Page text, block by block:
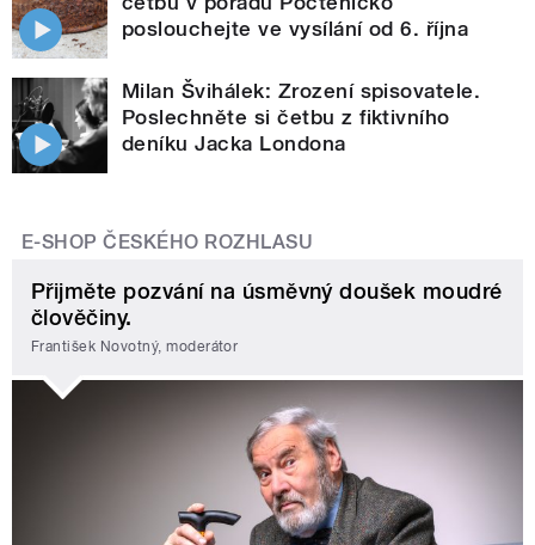
poslouchejte ve vysílání od 6. října
Milan Švihálek: Zrození spisovatele.
Poslechněte si četbu z fiktivního
deníku Jacka Londona
E-SHOP ČESKÉHO ROZHLASU
Přijměte pozvání na úsměvný doušek moudré
člověčiny.
František Novotný, moderátor